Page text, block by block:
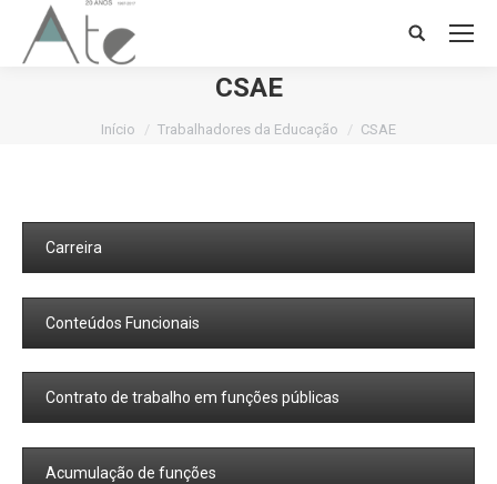
Search:
CSAE
Você está aqui:
Início Trabalhadores da Educação CSAE
Carreira
Conteúdos Funcionais
Contrato de trabalho em funções públicas
Acumulação de funções